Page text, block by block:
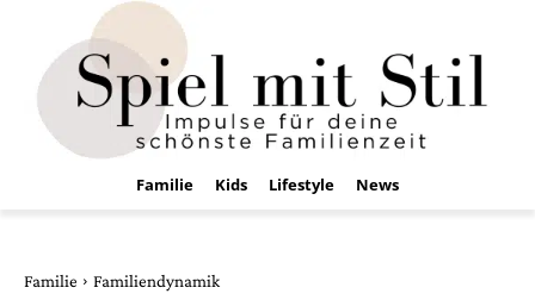
Familie Kids Lifestyle News
Familie Familiendynamik